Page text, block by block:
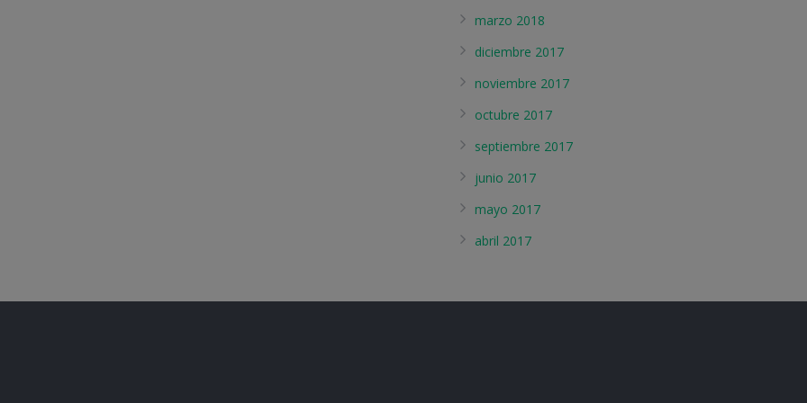
marzo 2018
diciembre 2017
noviembre 2017
octubre 2017
septiembre 2017
junio 2017
mayo 2017
abril 2017